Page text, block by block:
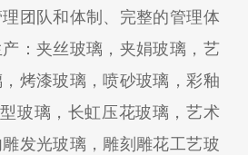
团队和体制、完整的管理体
：夹丝玻璃，夹娟玻璃，艺
烤漆玻璃，喷砂玻璃，彩釉
玻璃，长虹压花玻璃，艺术
发光玻璃，雕刻雕花工艺玻